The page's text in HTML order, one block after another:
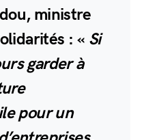
ministre
: « Si
garder à
pour un